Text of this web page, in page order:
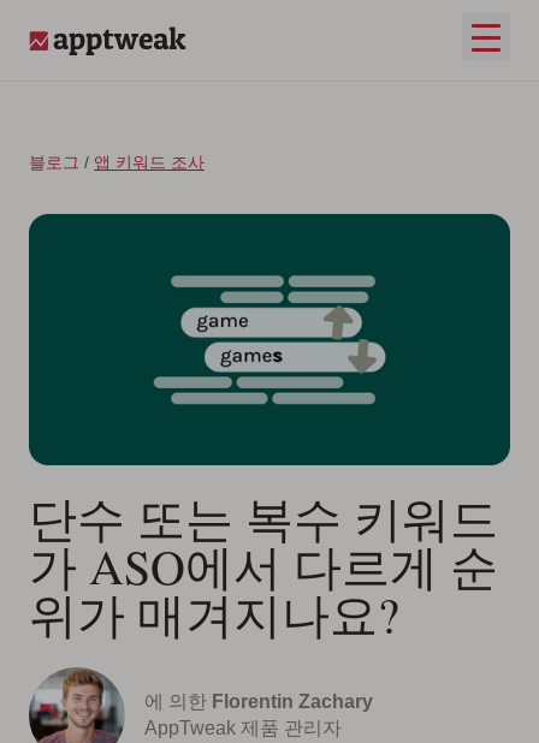
메인
블로그 / 앱 키워드 조사
단수 또는 복수 키워드
가 ASO에서 다르게 순
위가 매겨지나요?
에 의한 Florentin Zachary
AppTweak 제품 관리자